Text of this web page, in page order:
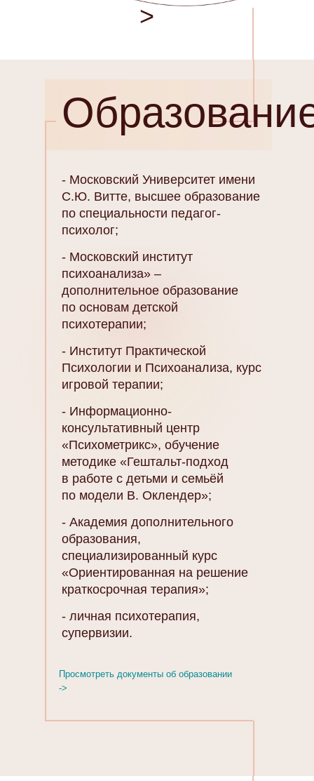
>
- Московский Университет имени
С.Ю. Витте, высшее образование
по специальности педагог-
психолог;
- Московский институт
психоанализа» –
дополнительное образование
по основам детской
психотерапии;
- Институт Практической
Психологии и Психоанализа, курс
игровой терапии;
- Информационно-
консультативный центр
«Психометрикс», обучение
методике «Гештальт-подход
в работе с детьми и семьёй
по модели В. Оклендер»;
- Академия дополнительного
образования,
специализированный курс
«Ориентированная на решение
краткосрочная терапия»;
- личная психотерапия,
супервизии.
Просмотреть документы об образовании
->